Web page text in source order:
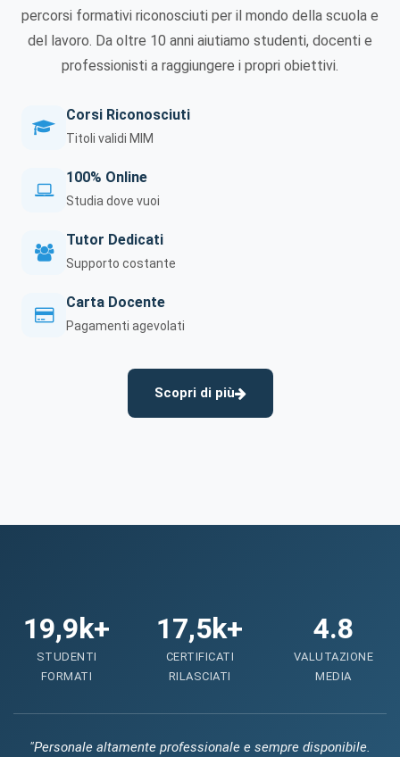
percorsi formativi riconosciuti per il mondo della scuola e
del lavoro. Da oltre 10 anni aiutiamo studenti, docenti e
professionisti a raggiungere i propri obiettivi.
Corsi Riconosciuti
Titoli validi MIM
100% Online
Studia dove vuoi
Tutor Dedicati
Supporto costante
Carta Docente
Pagamenti agevolati
Scopri di più
19,9k+
STUDENTI
FORMATI
17,5k+
CERTIFICATI
RILASCIATI
4.8
VALUTAZIONE
MEDIA
"Personale altamente professionale e sempre disponibile.